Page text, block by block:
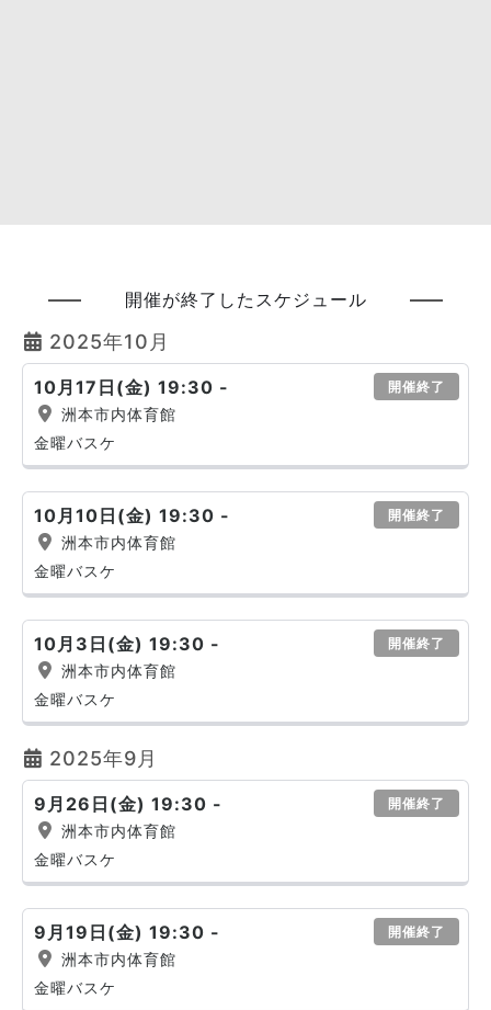
開催が終了したスケジュール
2025年10月
10月17日(金) 19:30 - 開催終了
洲本市内体育館
金曜バスケ
10月10日(金) 19:30 - 開催終了
洲本市内体育館
金曜バスケ
10月3日(金) 19:30 - 開催終了
洲本市内体育館
金曜バスケ
2025年9月
9月26日(金) 19:30 - 開催終了
洲本市内体育館
金曜バスケ
9月19日(金) 19:30 - 開催終了
洲本市内体育館
金曜バスケ